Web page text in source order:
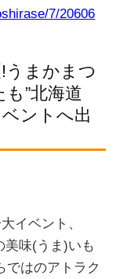
7/20606
うまかまつ
”北海道
ントへ出
イベント、
美味(うま)いも
ではのアトラク